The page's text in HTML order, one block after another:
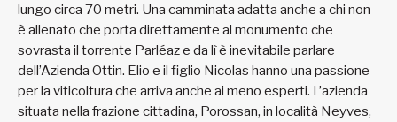
lungo circa 70 metri. Una camminata adatta anche a chi non
è allenato che porta direttamente al monumento che
sovrasta il torrente Parléaz e da lì è inevitabile parlare
dell’Azienda Ottin. Elio e il figlio Nicolas hanno una passione
per la viticoltura che arriva anche ai meno esperti. L’azienda
situata nella frazione cittadina, Porossan, in località Neyves,